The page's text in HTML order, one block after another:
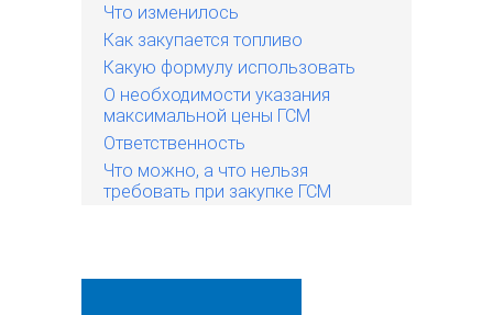
Что изменилось
Как закупается топливо
Какую формулу использовать
О необходимости указания
максимальной цены ГСМ
Ответственность
Что можно, а что нельзя
требовать при закупке ГСМ